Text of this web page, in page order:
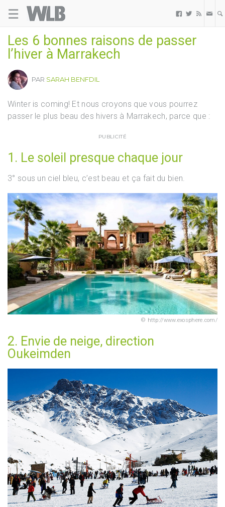
☰   
Les 6 bonnes raisons de passer
l’hiver à Marrakech
PAR SARAH BENFDIL
Winter is coming! Et nous croyons que vous pourrez
passer le plus beau des hivers à Marrakech, parce que :
PUBLICITÉ
1. Le soleil presque chaque jour
3° sous un ciel bleu, c’est beau et ça fait du bien.
http://www.exosphere.com/
2. Envie de neige, direction
Oukeimden